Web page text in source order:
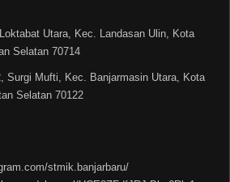
Utara, Kec. Landasan Ulin, Kota
Selatan 70714
Surgi Mufti, Kec. Banjarmasin Utara, Kota
Selatan 70122
stmik.banjarbaru/